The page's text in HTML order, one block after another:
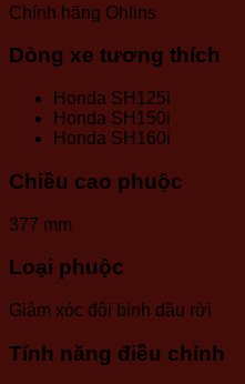
Chính hãng Ohlins
Dòng xe tương thích
Honda SH125i
Honda SH150i
Honda SH160i
Chiều cao phuộc
377 mm
Loại phuộc
Giảm xóc đôi bình dầu rời
Tính năng điều chỉnh